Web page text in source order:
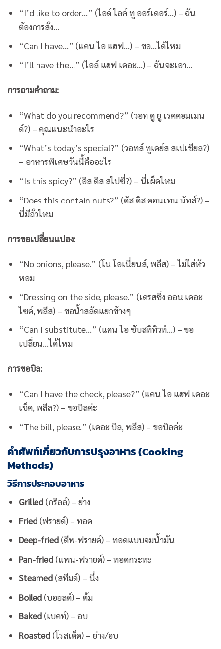
“I’d like to order…” (ไอด์ ไลค์ ทู ออร์เดอร์…) – ฉัน
ต้องการสั่ง…
“Can I have…” (แคน ไอ แฮฟ…) – ขอ…ได้ไหม
“I’ll have the…” (ไอล์ แฮฟ เดอะ…) – ฉันจะเอา…
การถามคำถาม:
“What do you recommend?” (วอท ดู ยู เรคคอมเมน
ด์?) – คุณแนะนำอะไร
“What’s today’s special?” (วอทส์ ทูเดย์ส สเปเชียล?)
– อาหารพิเศษวันนี้คืออะไร
“Is this spicy?” (อิส ดิส สไปซี่?) – นี่เผ็ดไหม
“Does this contain nuts?” (ดัส ดิส คอนเทน นัทส์?) –
นี่มีถั่วไหม
การขอเปลี่ยนแปลง:
“No onions, please.” (โน โอเนี่ยนส์, พลีส) – ไม่ใส่หัว
หอม
“Dressing on the side, please.” (เดรสซิ่ง ออน เดอะ
ไซด์, พลีส) – ขอน้ำสลัดแยกข้างๆ
“Can I substitute…” (แคน ไอ ซับสทิทิวท์…) – ขอ
เปลี่ยน…ได้ไหม
การขอบิล:
“Can I have the check, please?” (แคน ไอ แฮฟ เดอะ
เช็ค, พลีส?) – ขอบิลค่ะ
“The bill, please.” (เดอะ บิล, พลีส) – ขอบิลค่ะ
คำศัพท์เกี่ยวกับการปรุงอาหาร (Cooking
Methods)
วิธีการประกอบอาหาร
Grilled(กริลล์) – ย่าง
Fried(ฟรายด์) – ทอด
Deep-fried(ดีพ-ฟรายด์) – ทอดแบบจมน้ำมัน
Pan-fried(แพน-ฟรายด์) – ทอดกระทะ
Steamed(สทีมด์) – นึ่ง
Boiled(บอยลด์) – ต้ม
Baked(เบคท์) – อบ
Roasted(โรสเต็ด) – ย่าง/อบ